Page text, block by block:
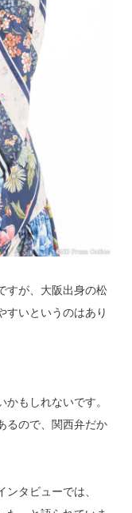
すが、大阪出身の松
すいというのはあり
もしれないです。
るので、関西弁だか
タビューでは、